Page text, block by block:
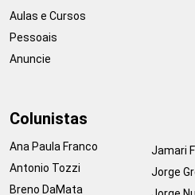
Aulas e Cursos
Pessoais
Anuncie
Colunistas
Ana Paula Franco
Antonio Tozzi
Breno DaMata
Jamari
Jorge